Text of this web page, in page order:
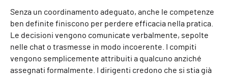
Senza un coordinamento adeguato, anche le competenze
ben definite finiscono per perdere efficacia nella pratica.
Le decisioni vengono comunicate verbalmente, sepolte
nelle chat o trasmesse in modo incoerente. I compiti
vengono semplicemente attribuiti a qualcuno anziché
assegnati formalmente. I dirigenti credono che si stia già